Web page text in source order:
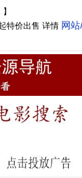
特价出售 详情 网站/